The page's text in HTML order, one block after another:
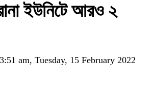
ইউনিটে আরও ২
am, Tuesday, 15 February 2022